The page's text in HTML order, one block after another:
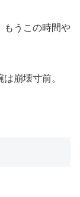
もうこの時間や
崩壊寸前。